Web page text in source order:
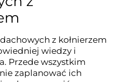
z kołnierzem
wiedzy i
Przede wszystkim
zaplanować ich